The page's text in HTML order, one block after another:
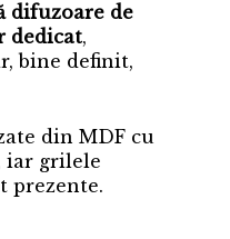
difuzoare de
dedicat,
bine definit,
din MDF cu
iar grilele
prezente.